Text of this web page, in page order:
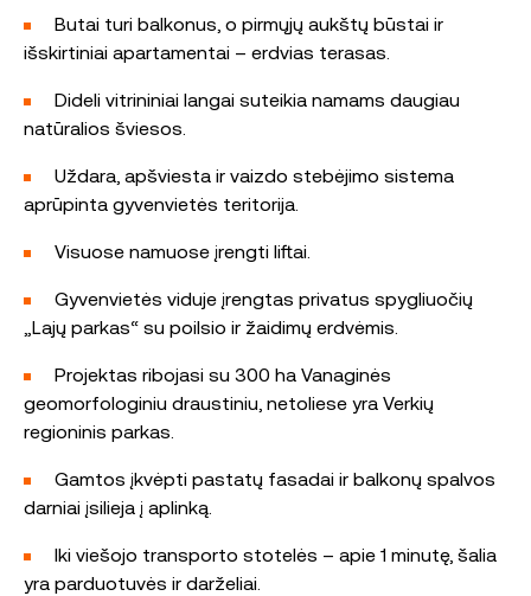
Butai turi balkonus, o pirmųjų aukštų būstai ir
išskirtiniai apartamentai – erdvias terasas.
Dideli vitrininiai langai suteikia namams daugiau
natūralios šviesos.
Uždara, apšviesta ir vaizdo stebėjimo sistema
aprūpinta gyvenvietės teritorija.
Visuose namuose įrengti liftai.
Gyvenvietės viduje įrengtas privatus spygliuočių
„Lajų parkas“ su poilsio ir žaidimų erdvėmis.
Projektas ribojasi su 300 ha Vanaginės
geomorfologiniu draustiniu, netoliese yra Verkių
regioninis parkas.
Gamtos įkvėpti pastatų fasadai ir balkonų spalvos
darniai įsilieja į aplinką.
Iki viešojo transporto stotelės – apie 1 minutę, šalia
yra parduotuvės ir darželiai.